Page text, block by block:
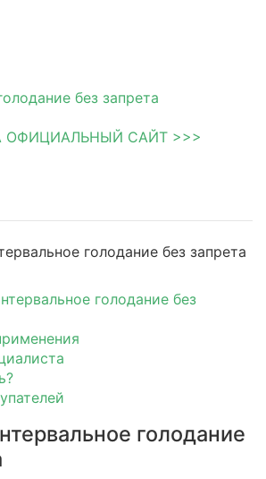
ОФИЦИАЛЬНЫЙ САЙТ >>>
голодание без
голодание